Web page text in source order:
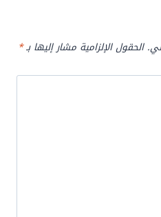
الحقول الإلزامية مشار إليها بـ*